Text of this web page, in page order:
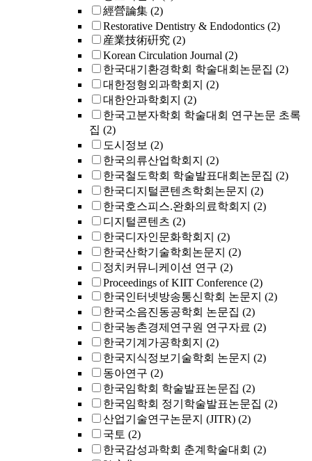
經營論集 (2)
Restorative Dentistry & Endodontics (2)
産業技術硏究 (2)
Korean Circulation Journal (2)
한국대기환경학회 학술대회논문집 (2)
대한정형외과학회지 (2)
대한안과학회지 (2)
한국고분자학회 학술대회 연구논문 초록
집 (2)
도시정보 (2)
한국의류산업학회지 (2)
한국철도학회 학술발표대회논문집 (2)
한국디지털콘텐츠학회논문지 (2)
한국호스피스.완화의료학회지 (2)
디지털콘텐츠 (2)
한국디자인문화학회지 (2)
한국산학기술학회논문지 (2)
정치커뮤니케이션 연구 (2)
Proceedings of KIIT Conference (2)
한국인터넷방송통신학회 논문지 (2)
한국소음진동공학회 논문집 (2)
한국농촌경제연구원 연구자료 (2)
한국기계가공학회지 (2)
한국지식정보기술학회 논문지 (2)
동아연구 (2)
한국임학회 학술발표논문집 (2)
한국임학회 정기학술발표논문집 (2)
산업기술연구논문지 (JITR) (2)
국토 (2)
한국감성과학회 춘계학술대회 (2)